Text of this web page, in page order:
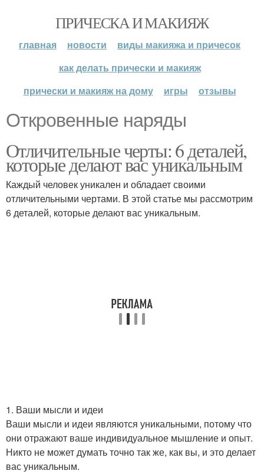
ПРИЧЕСКА И МАКИЯЖ
главная новости
виды макияжа и причесок
как делать прически и макияж
прически и макияж на дому
игры отзывы
Откровенные наряды
Отличительные черты: 6 деталей,
которые делают вас уникальным
Каждый человек уникален и обладает своими
отличительными чертами. В этой статье мы рассмотрим
6 деталей, которые делают вас уникальным.
1. Ваши мысли и идеи
Ваши мысли и идеи являются уникальными, потому что
они отражают ваше индивидуальное мышление и опыт.
Никто не может думать точно так же, как вы, и это делает
вас уникальным.